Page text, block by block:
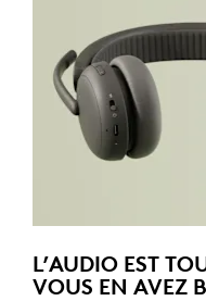
L’AUDIO EST
VOUS EN AVEZ